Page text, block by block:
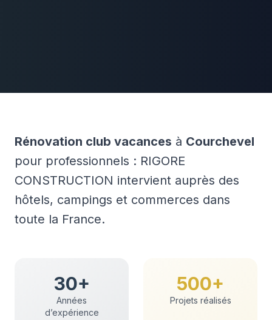
Rénovation club vacances à Courchevel
pour professionnels : RIGORE
CONSTRUCTION intervient auprès des
hôtels, campings et commerces dans
toute la France.
30+
Années
d’expérience
500+
Projets réalisés